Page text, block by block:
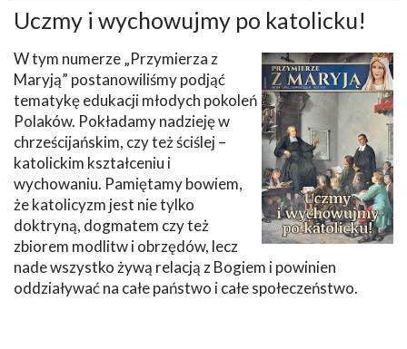
Uczmy i wychowujmy po katolicku!
W tym numerze „Przymierza z
Maryją” postanowiliśmy podjąć
tematykę edukacji młodych pokoleń
Polaków. Pokładamy nadzieję w
chrześcijańskim, czy też ściślej –
katolickim kształceniu i
wychowaniu. Pamiętamy bowiem,
że katolicyzm jest nie tylko
doktryną, dogmatem czy też
zbiorem modlitw i obrzędów, lecz
nade wszystko żywą relacją z Bogiem i powinien
oddziaływać na całe państwo i całe społeczeństwo.